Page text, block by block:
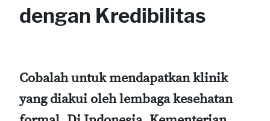
dengan Kredibilitas
Cobalah untuk mendapatkan klinik
yang diakui oleh lembaga kesehatan